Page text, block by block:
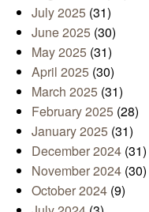
July 2025 (31)
June 2025 (30)
May 2025 (31)
April 2025 (30)
March 2025 (31)
February 2025 (28)
January 2025 (31)
December 2024 (31)
November 2024 (30)
October 2024 (9)